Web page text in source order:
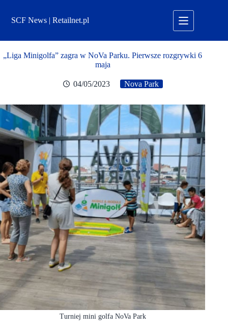
treściSCF News | Retailnet.pl
„Liga Minigolfa” zagra w NoVa Parku. Pierwsze rozgrywki 6
maja
04/05/2023 Nova Park
Turniej mini golfa NoVa Park